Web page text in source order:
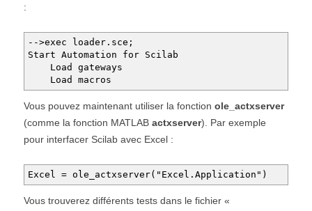
:
-->exec loader.sce;
Start Automation for Scilab
Load gateways
Load macros
Vous pouvez maintenant utiliser la fonction ole_actxserver
(comme la fonction MATLAB actxserver). Par exemple
pour interfacer Scilab avec Excel :
Excel = ole_actxserver("Excel.Application")
Vous trouverez différents tests dans le fichier «